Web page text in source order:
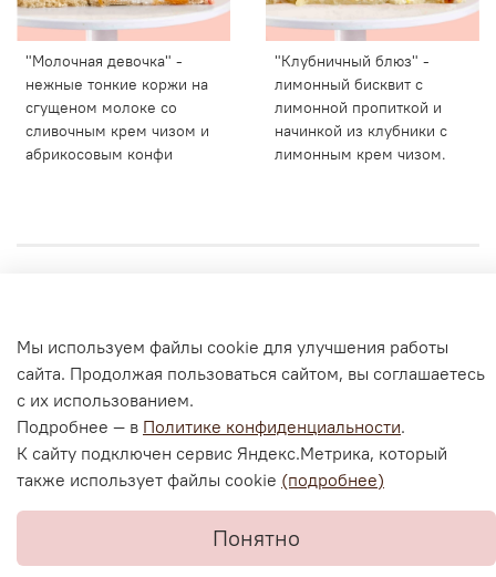
В корзину
"Молочная девочка" -
нежные тонкие коржи на
сгущеном молоке со
сливочным крем чизом и
абрикосовым конфи
"Клубничный блюз" -
лимонный бисквит с
лимонной пропиткой и
начинкой из клубники с
лимонным крем чизом.
Согласие на обработку персональных данных
Политика конфиденциальности и оферта
Согласие на ОПД с помощью «Яндекс.Метрика»
Мы используем файлы cookie для улучшения работы
сайта. Продолжая пользоваться сайтом, вы соглашаетесь
с их использованием.
Подробнее — в Политике конфиденциальности.
К сайту подключен сервис Яндекс.Метрика, который
также использует файлы cookie (подробнее)
Понятно